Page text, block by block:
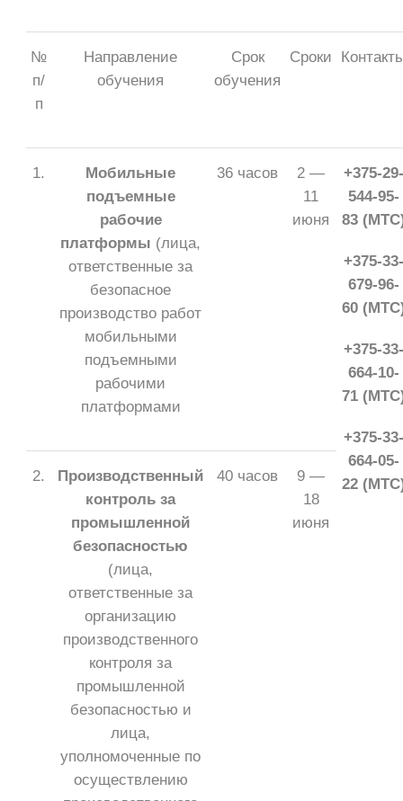
№
п/
п
Направление
обучения
Срок
обучения
Сроки
1.
Мобильные
подъемные
рабочие
платформы (лица,
ответственные за
безопасное
производство работ
мобильными
подъемными
рабочими
платформами
36 часов
2 —
11
июня
+375-29-
544-95-
83
+375-33-
679-96-
60
+375-33-
664-10-
71
+375-33-
664-05-
22
2.
Производственный
контроль за
промышленной
безопасностью
(лица,
ответственные за
организацию
производственного
контроля за
промышленной
безопасностью и
лица,
уполномоченные по
осуществлению
40 часов
9 —
18
июня